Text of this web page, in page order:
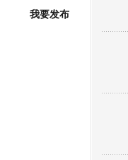
我要发布